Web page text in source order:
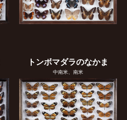
トンボマダラのなかま
中南米、南米